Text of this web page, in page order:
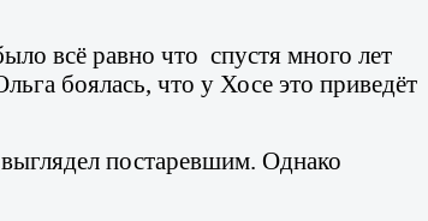
всё равно что спустя много лет
боялась, что у Хосе это приведёт
постаревшим. Однако